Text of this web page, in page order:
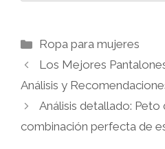
Categorías
Ropa para mujeres
Los Mejores
Análisis y
Análisis detallado: Peto
combinación perfecta de